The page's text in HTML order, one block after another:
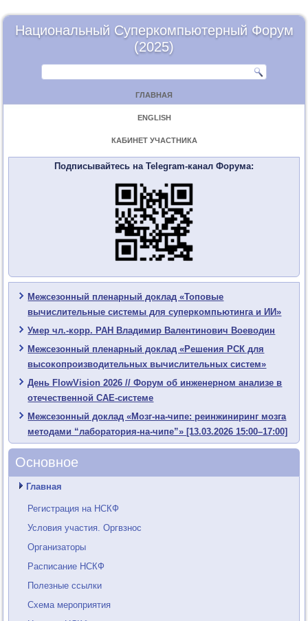
Национальный Суперкомпьютерный Форум
(2025)
ГЛАВНАЯ
ENGLISH
КАБИНЕТ УЧАСТНИКА
Подписывайтесь на Telegram-канал Форума:
Межсезонный пленарный доклад «Топовые
вычислительные системы для суперкомпьютинга и ИИ»
Умер чл.-корр. РАН Владимир Валентинович Воеводин
Межсезонный пленарный доклад «Решения РСК для
высокопроизводительных вычислительных систем»
День FlowVision 2026 // Форум об инженерном анализе в
отечественной CAE-системе
Межсезонный доклад «Мозг-на-чипе: реинжиниринг мозга
методами “лаборатория-на-чипе”» [13.03.2026 15:00–17:00]
Основное
Главная
Регистрация на НСКФ
Условия участия. Оргвзнос
Организаторы
Расписание НСКФ
Полезные ссылки
Схема мероприятия